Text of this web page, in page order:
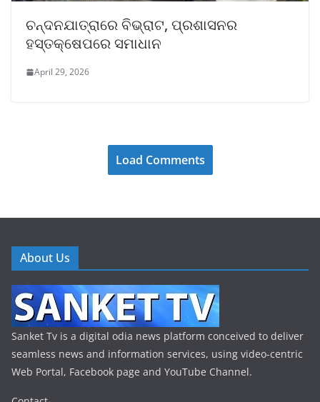
ଚନ୍ଦନଯାତ୍ରାରେ ବିଭ୍ରାଟ, ପ୍ରଶାସନର
ହସ୍ତକ୍ଷେପରେ ସମାଧାନ
April 29, 2026
Load Comments
About Us
Sanket Tv is a digital odia news platform conceived to deliver
seamless news and information services, using video-centric
Web Portal, Facebook page and YouTube Channel.